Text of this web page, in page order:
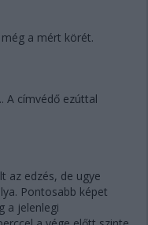
a mért körét.
A címvédő ezúttal
az edzés, de ugye
Pontosabb képet
a jelenlegi